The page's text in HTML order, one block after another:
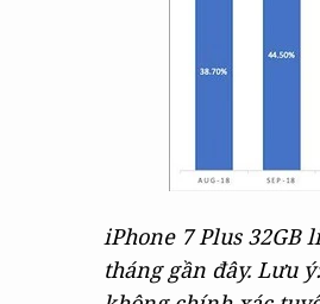
iPhone 7 Plus
tháng gần đây. Lưu